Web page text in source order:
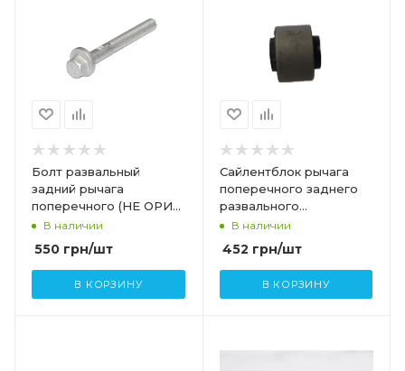
Болт развальный
задний рычага
поперечного (НЕ ОРИГ
M14x2.00x114 [10.9]
TESLA MODEL S,SR,X
2007106-AS
В наличии
550 грн/шт
В КОРЗИНУ
Сайлентблок рычага
поперечного заднего
развального
(армированный) TESLA
MODEL S,SR 1043964-
00-C
В наличии
452 грн/шт
В КОРЗИНУ